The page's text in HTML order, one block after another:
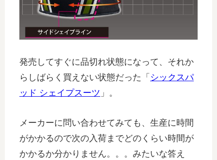
発売してすぐに品切れ状態になって、それか
らしばらく買えない状態だった「 シックスパ
ッド シェイプスーツ 」。
メーカーに問い合わせてみても、生産に時間
がかかるので次の入荷までどのくらい時間が
かかるか分かりません。。。みたいな答え